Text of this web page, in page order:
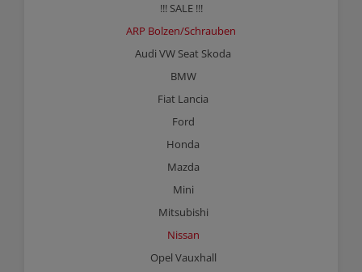
!!! SALE !!!
ARP Bolzen/Schrauben
Audi VW Seat Skoda
BMW
Fiat Lancia
Ford
Honda
Mazda
Mini
Mitsubishi
Nissan
Opel Vauxhall